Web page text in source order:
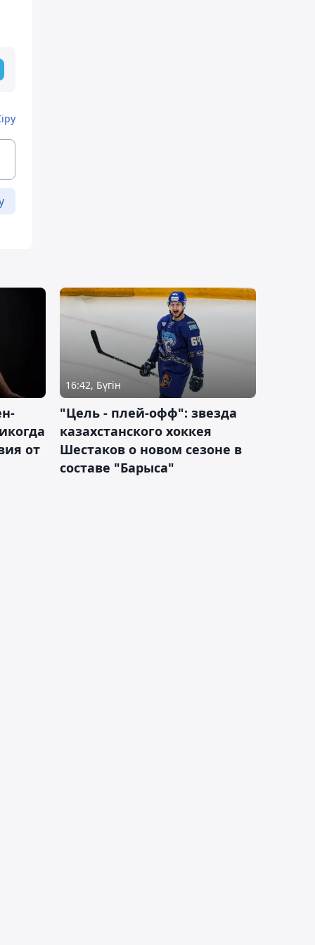
от
16:42, Бүгін
"Цель - плей-офф": звезда
казахстанского хоккея
Шестаков о новом сезоне в
составе "Барыса"